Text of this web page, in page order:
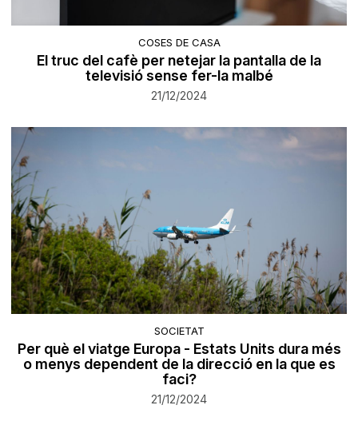
COSES DE CASA
El truc del cafè per netejar la pantalla de la
televisió sense fer-la malbé
21/12/2024
SOCIETAT
Per què el viatge Europa - Estats Units dura més
o menys dependent de la direcció en la que es
faci?
21/12/2024